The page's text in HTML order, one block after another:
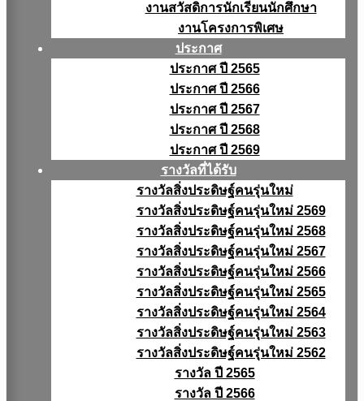
งานสวัสดิการนักเรียนนักศึกษา
งานโครงการพิเศษ
ประกาศ
ประกาศ ปี 2565
ประกาศ ปี 2566
ประกาศ ปี 2567
ประกาศ ปี 2568
ประกาศ ปี 2569
รางวัลที่ได้รับ
รางวัลสิ่งประดิษฐ์คนรุ่นใหม่
รางวัลสิ่งประดิษฐ์คนรุ่นใหม่ 2569
รางวัลสิ่งประดิษฐ์คนรุ่นใหม่ 2568
รางวัลสิ่งประดิษฐ์คนรุ่นใหม่ 2567
รางวัลสิ่งประดิษฐ์คนรุ่นใหม่ 2566
รางวัลสิ่งประดิษฐ์คนรุ่นใหม่ 2565
รางวัลสิ่งประดิษฐ์คนรุ่นใหม่ 2564
รางวัลสิ่งประดิษฐ์คนรุ่นใหม่ 2563
รางวัลสิ่งประดิษฐ์คนรุ่นใหม่ 2562
รางวัล ปี 2565
รางวัล ปี 2566